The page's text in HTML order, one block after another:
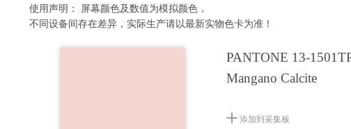
使用声明： 屏幕颜色及数值为模拟颜色，
不同设备间存在差异，实际生产请以最新实物色卡为准！
PANTONE 13-
Mangano Calcite
添加到采集板